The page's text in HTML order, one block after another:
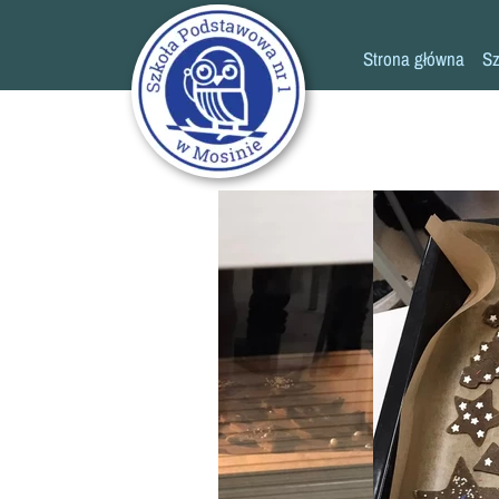
Strona główna